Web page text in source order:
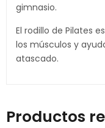
gimnasio.
El rodillo de Pilates
los músculos y
atascado.
Productos